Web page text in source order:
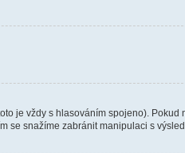
je vždy s hlasováním spojeno). Pokud
se snažíme zabránit manipulaci s